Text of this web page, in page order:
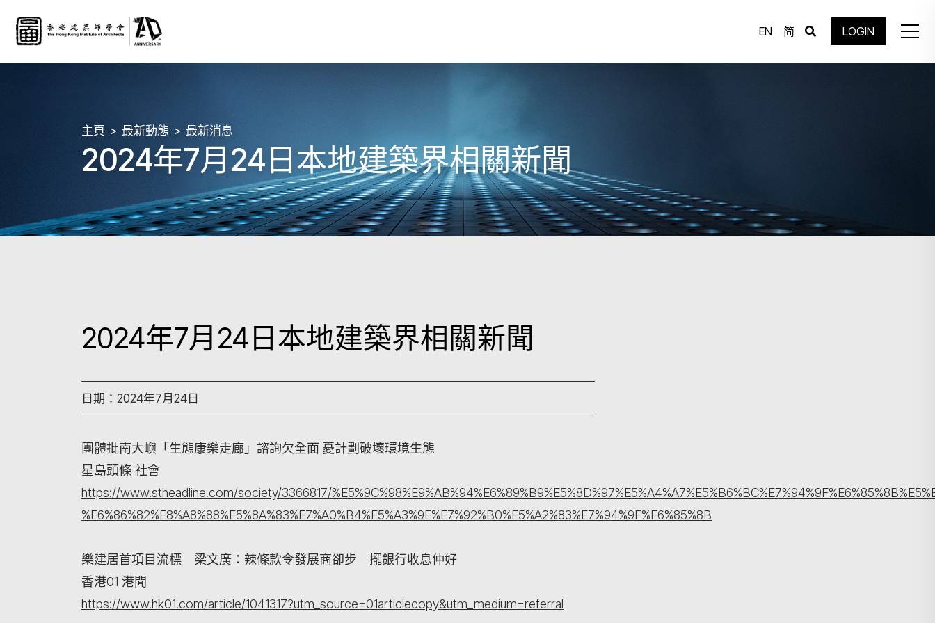
EN 简 LOGIN
主頁 最新動態 最新消息
2024年7月24日本地建築界相關新聞
2024年7月24日本地建築界相關新聞
日期：2024年7月24日
團體批南大嶼「生態康樂走廊」諮詢欠全面 憂計劃破壞環境生態
星島頭條 社會
https://www.stheadline.com/society/3366817/
%E6%86%82%E8%A8%88%E5%8A%83%E7%A0%B4%E5%A3%9E%E7%92%B0%E5%A2%83%E7%94%9F%E6%85%8B
樂建居首項目流標 梁文廣：辣條款令發展商卻步 擺銀行收息仲好
香港01 港聞
https://www.hk01.com/article/1041317?utm_source=01articlecopy&utm_medium=referral